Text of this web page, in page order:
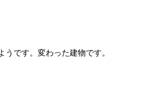
うです。変わった建物です。